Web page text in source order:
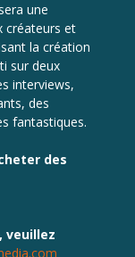
une
créateurs et
la création
sur deux
interviews,
des
fantastiques.
des
veuillez